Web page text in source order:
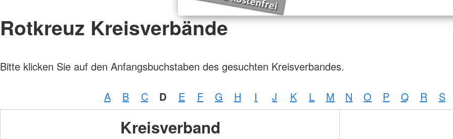
Rotkreuz Kreisverbände
Bitte klicken Sie auf den Anfangsbuchstaben des gesuchten Kreisverbandes.
A B C D E F G H I J K L M N O P Q R S
Kreisverband